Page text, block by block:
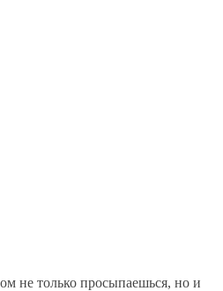
не только просыпаешься, но и